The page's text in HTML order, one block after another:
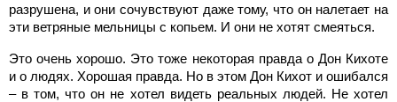
разрушена, и они сочувствуют даже тому, что он налетает на
эти ветряные мельницы с копьем. И они не хотят смеяться.
Это очень хорошо. Это тоже некоторая правда о Дон Кихоте
и о людях. Хорошая правда. Но в этом Дон Кихот и ошибался
– в том, что он не хотел видеть реальных людей. Не хотел